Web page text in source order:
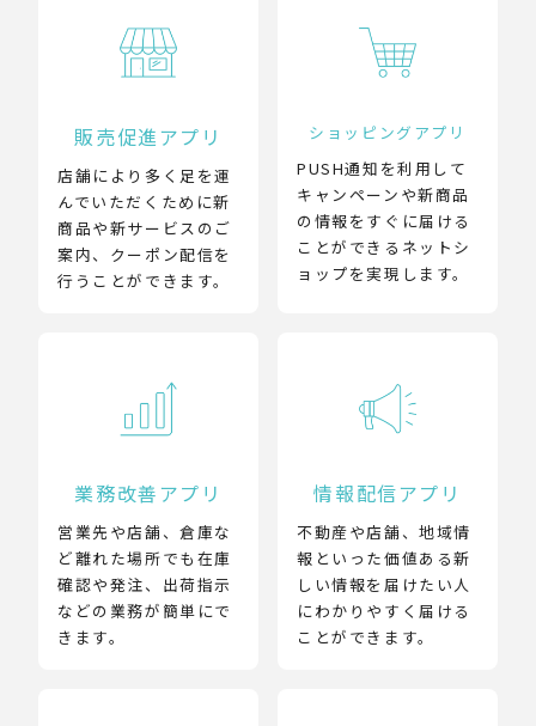
販売促進アプリ
店舗により多く足を運
んでいただくために新
商品や新サービスのご
案内、クーポン配信を
行うことができます。
ショッピングアプリ
PUSH通知を利用して
キャンペーンや新商品
の情報をすぐに届ける
ことができるネットシ
ョップを実現します。
業務改善アプリ
営業先や店舗、倉庫な
ど離れた場所でも在庫
確認や発注、出荷指示
などの業務が簡単にで
きます。
情報配信アプリ
不動産や店舗、地域情
報といった価値ある新
しい情報を届けたい人
にわかりやすく届ける
ことができます。